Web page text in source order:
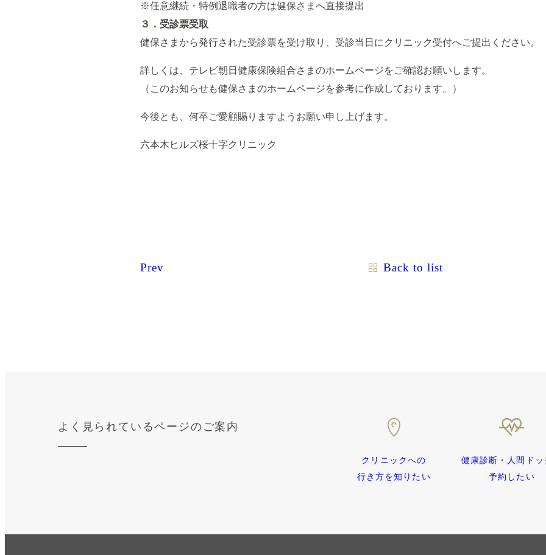
※任意継続・特例退職者の方は健保さまへ直接提出
３．受診票受取
健保さまから発行された受診票を受け取り、受診当日にクリニック受付へご提出ください。
詳しくは、テレビ朝日健康保険組合さまのホームページをご確認お願いします。
（このお知らせも健保さまのホームページを参考に作成しております。）
今後とも、何卒ご愛顧賜りますようお願い申し上げます。
六本木ヒルズ桜十字クリニック
Prev Back to list
よく見られているページのご案内
クリニックへの
行き方を知りたい
健康診断・人間ドッ
予約したい